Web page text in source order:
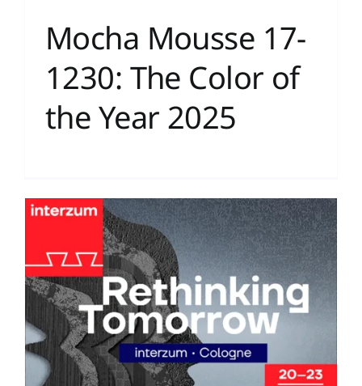
Mocha Mousse 17-
1230: The Color of
the Year 2025